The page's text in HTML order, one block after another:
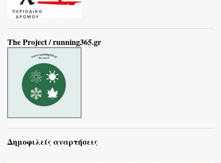
The Project / running365.gr
Δημοφιλείς αναρτήσεις